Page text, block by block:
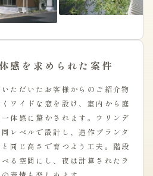
感を求められた案件
ただいたお客様からのご紹介物
ワイドな窓を設け、室内から庭
体感に驚かされます。ウリンデ
レベルで設計し、造作プランタ
同じ高さで育つよう工夫。階段
る空間にし、夜は計算されたラ